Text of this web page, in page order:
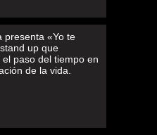
presenta «Yo te
up que
paso del tiempo en
de la vida.